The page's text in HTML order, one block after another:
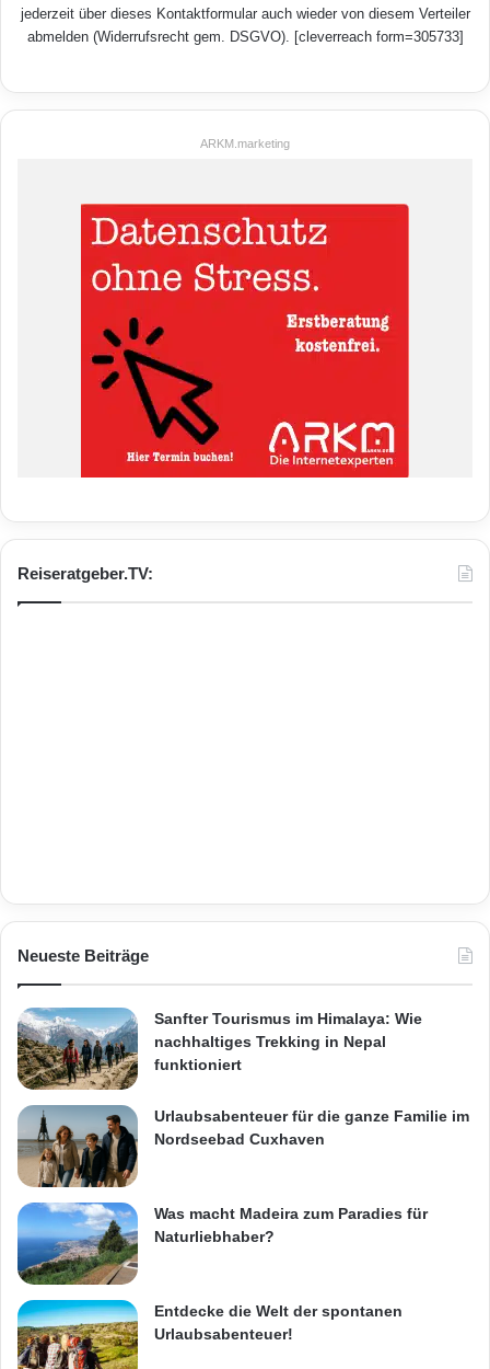
jederzeit über dieses Kontaktformular auch wieder von diesem Verteiler
abmelden (Widerrufsrecht gem. DSGVO). [cleverreach form=305733]
ARKM.marketing
Reiseratgeber.TV:
Neueste Beiträge
Sanfter Tourismus im Himalaya: Wie
nachhaltiges Trekking in Nepal
funktioniert
Urlaubsabenteuer für die ganze Familie im
Nordseebad Cuxhaven
Was macht Madeira zum Paradies für
Naturliebhaber?
Entdecke die Welt der spontanen
Urlaubsabenteuer!